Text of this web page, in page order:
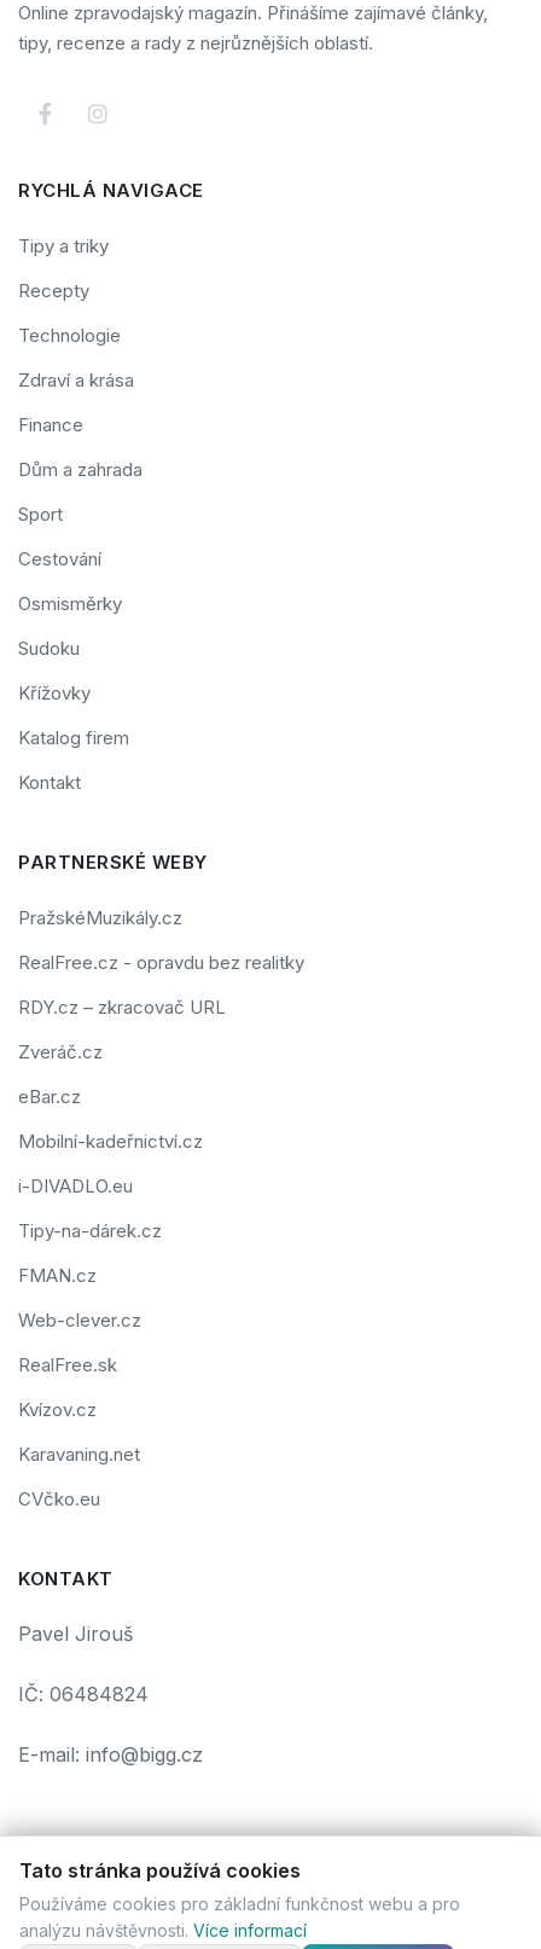
Online zpravodajský magazín. Přinášíme zajímavé články,
tipy, recenze a rady z nejrůznějších oblastí.
RYCHLÁ NAVIGACE
Tipy a triky
Recepty
Technologie
Zdraví a krása
Finance
Dům a zahrada
Sport
Cestování
Osmisměrky
Sudoku
Křížovky
Katalog firem
Kontakt
PARTNERSKÉ WEBY
PražskéMuzikály.cz
RealFree.cz - opravdu bez realitky
RDY.cz – zkracovač URL
Zveráč.cz
eBar.cz
Mobilní-kadeřnictví.cz
i-DIVADLO.eu
Tipy-na-dárek.cz
FMAN.cz
Web-clever.cz
RealFree.sk
Kvízov.cz
Karavaning.net
CVčko.eu
KONTAKT
Pavel Jirouš
IČ: 06484824
E-mail: info@bigg.cz
Podmínky použití Ochrana osobních údajů
© 2026 bigg.cz. Všechna práva vyhrazena. | Vytvořil
Tato stránka používá cookies
Používáme cookies pro základní funkčnost webu a pro
analýzu návštěvnosti. Více informací